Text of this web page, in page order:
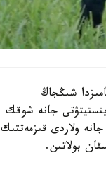
ناقتىلاۋ ماقساتىندا 2025 -جىلعى تامىزدا شىڭجاڭ
جانە شوقك
ولاردى قىزمەتتىك
بولاتىن.